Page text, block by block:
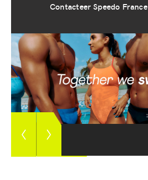
Contacteer Speedo France
Zie
foto
Zie
foto